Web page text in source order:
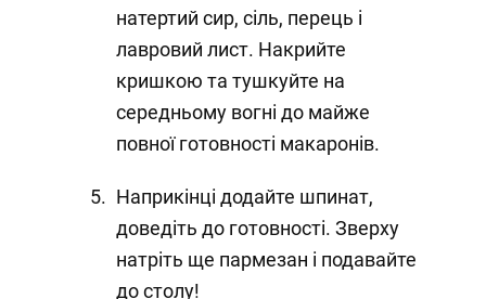
натертий сир, сіль, перець і
лавровий лист. Накрийте
кришкою та тушкуйте на
середньому вогні до майже
повної готовності макаронів.
Наприкінці додайте шпинат,
доведіть до готовності. Зверху
натріть ще пармезан і подавайте
до столу!